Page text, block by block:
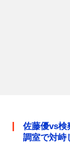
佐藤優vs
調室で対峙